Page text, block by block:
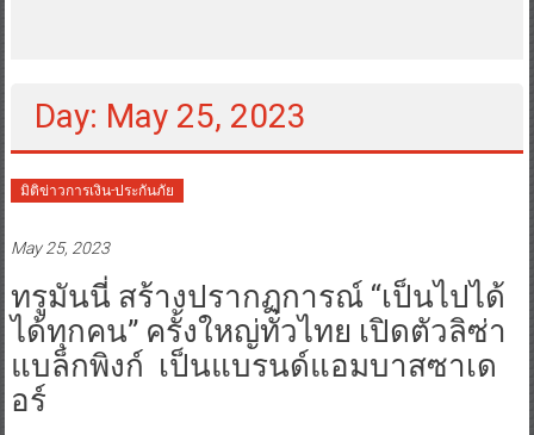
Day: May 25, 2023
มิติข่าวการเงิน-ประกันภัย
May 25, 2023
ทรูมันนี่ สร้างปรากฏการณ์ “เป็นไปได้
ได้ทุกคน” ครั้งใหญ่ทั่วไทย เปิดตัวลิซ่า
แบล็กพิงก์ เป็นแบรนด์แอมบาสซาเด
อร์